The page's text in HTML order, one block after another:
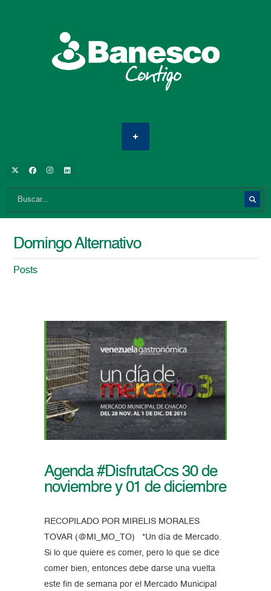
Domingo Alternativo
Posts
Agenda #DisfrutaCcs 30 de
noviembre y 01 de diciembre
RECOPILADO POR MIRELIS MORALES
TOVAR (@MI_MO_TO) *Un día de Mercado.
Si lo que quiere es comer, pero lo que se dice
comer bien, entonces debe darse una vuelta
este fin de semana por el Mercado Municipal